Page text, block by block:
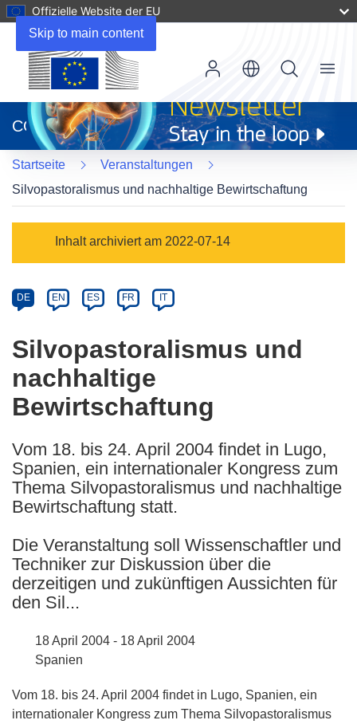
Skip to main content
Offizielle Website der EU
neuem
Fenster)
CORDIS
Menu
Startseite
Veranstaltungen
Silvopastoralismus und nachhaltige Bewirtschaftung
category
Inhalt archiviert am 2022-07-14
Article
available
the
following
languages:
DE EN ES FR IT
Silvopastoralismus und
nachhaltige
Bewirtschaftung
Vom 18. bis 24. April 2004 findet in Lugo,
Spanien, ein internationaler Kongress zum
Thema Silvopastoralismus und nachhaltige
Bewirtschaftung statt.
Die Veranstaltung soll Wissenschaftler und
Techniker zur Diskussion über die
derzeitigen und zukünftigen Aussichten für
den Sil...
18 April 2004 - 18 April 2004
Spanien
Vom 18. bis 24. April 2004 findet in Lugo, Spanien, ein
internationaler Kongress zum Thema Silvopastoralismus